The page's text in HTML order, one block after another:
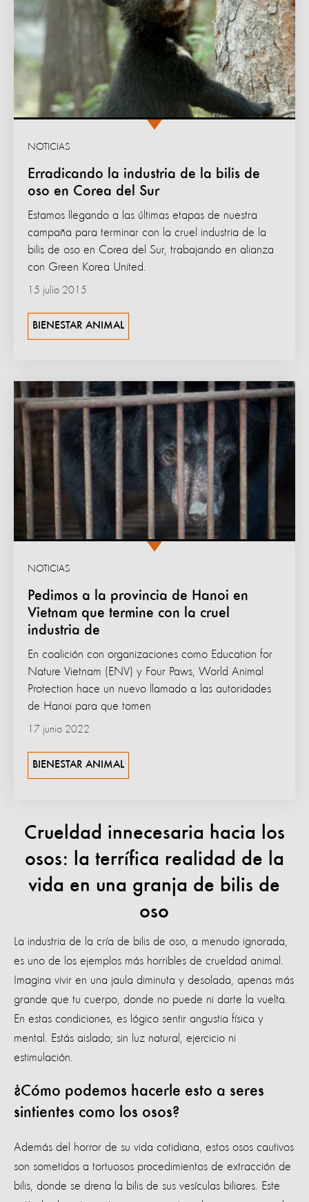
Erradicando la industria de la bilis de
oso en Corea del Sur
NOTICIAS
Estamos llegando a las últimas etapas de nuestra
campaña para terminar con la cruel industria de la
bilis de oso en Corea del Sur, trabajando en alianza
con Green Korea United.
15 julio 2015
BIENESTAR ANIMAL
Pedimos a la provincia de Hanoi en
Vietnam que termine con la cruel
industria de
NOTICIAS
En coalición con organizaciones como Education for
Nature Vietnam (ENV) y Four Paws, World Animal
Protection hace un nuevo llamado a las autoridades
de Hanoi para que tomen
17 junio 2022
BIENESTAR ANIMAL
Crueldad innecesaria hacia los
osos: la terrífica realidad de la
vida en una granja de bilis de
oso
La industria de la cría de bilis de oso, a menudo ignorada,
es uno de los ejemplos más horribles de crueldad animal.
Imagina vivir en una jaula diminuta y desolada, apenas más
grande que tu cuerpo, donde no puede ni darte la vuelta.
En estas condiciones, es lógico sentir angustia física y
mental. Estás aislado; sin luz natural, ejercicio ni
estimulación.
¿Cómo podemos hacerle esto a seres
sintientes como los osos?
Además del horror de su vida cotidiana, estos osos cautivos
son sometidos a tortuosos procedimientos de extracción de
bilis, donde se drena la bilis de sus vesículas biliares. Este